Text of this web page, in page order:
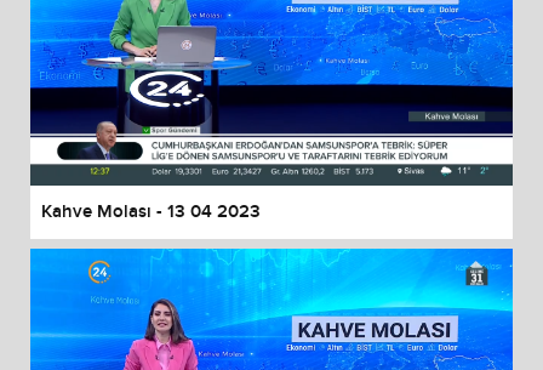
Kahve Molası - 13 04 2023